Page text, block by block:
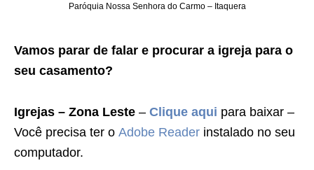
Paróquia Nossa Senhora do Carmo – Itaquera
Vamos parar de falar e procurar a igreja para o
seu casamento?
Igrejas – Zona Leste – Clique aqui para baixar –
Você precisa ter o Adobe Reader instalado no seu
computador.